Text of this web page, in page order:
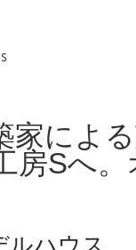
家によ
房Sへ
デルハ